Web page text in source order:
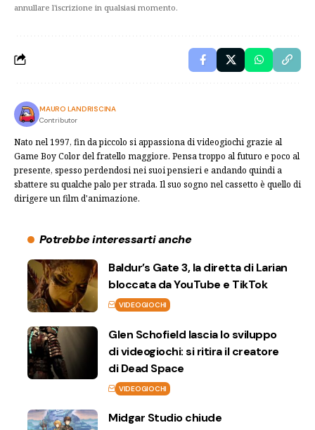
annullare l'iscrizione in qualsiasi momento.
MAURO LANDRISCINA
Contributor
Nato nel 1997, fin da piccolo si appassiona di videogiochi grazie al
Game Boy Color del fratello maggiore. Pensa troppo al futuro e poco al
presente, spesso perdendosi nei suoi pensieri e andando quindi a
sbattere su qualche palo per strada. Il suo sogno nel cassetto è quello di
dirigere un film d'animazione.
Potrebbe interessarti anche
Baldur’s Gate 3, la diretta di Larian
bloccata da YouTube e TikTok
VIDEOGIOCHI
Glen Schofield lascia lo sviluppo
di videogiochi: si ritira il creatore
di Dead Space
VIDEOGIOCHI
Midgar Studio chiude